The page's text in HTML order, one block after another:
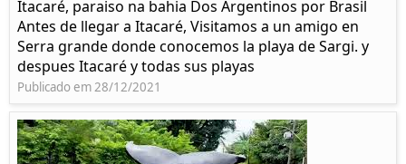
Itacaré, paraiso na bahia Dos Argentinos por Brasil
Antes de llegar a Itacaré, Visitamos a un amigo en
Serra grande donde conocemos la playa de Sargi. y
despues Itacaré y todas sus playas
Publicado em 28/12/2021